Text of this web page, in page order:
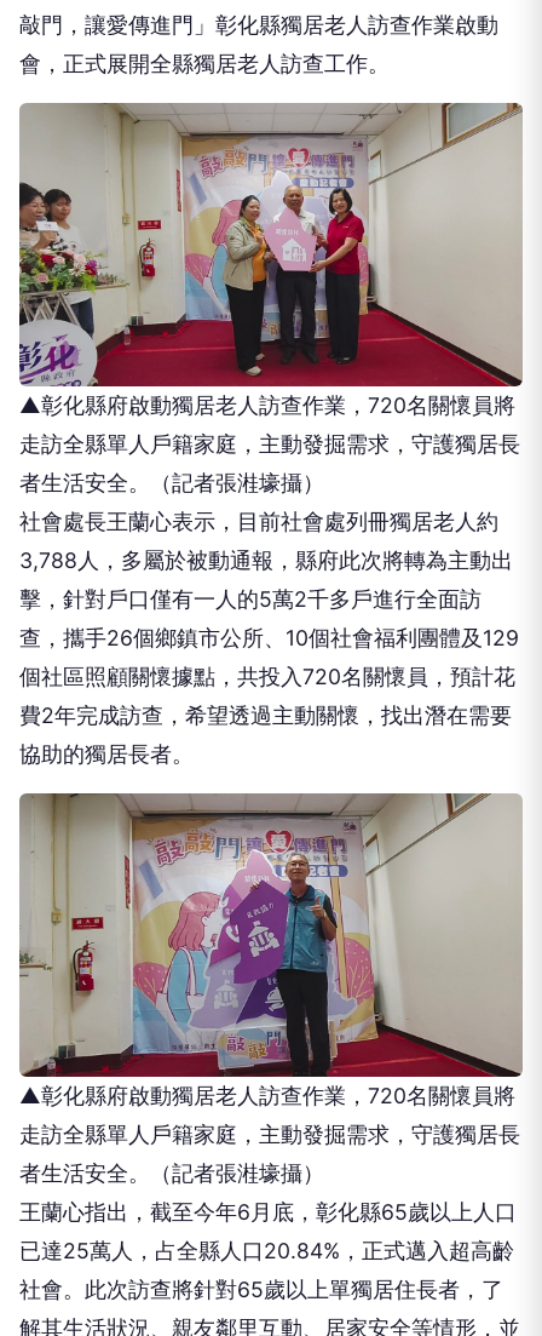
敲門，讓愛傳進門」彰化縣獨居老人訪查作業啟動
會，正式展開全縣獨居老人訪查工作。
▲彰化縣府啟動獨居老人訪查作業，720名關懷員將
走訪全縣單人戶籍家庭，主動發掘需求，守護獨居長
者生活安全。（記者張溎壕攝）
社會處長王蘭心表示，目前社會處列冊獨居老人約
3,788人，多屬於被動通報，縣府此次將轉為主動出
擊，針對戶口僅有一人的5萬2千多戶進行全面訪
查，攜手26個鄉鎮市公所、10個社會福利團體及129
個社區照顧關懷據點，共投入720名關懷員，預計花
費2年完成訪查，希望透過主動關懷，找出潛在需要
協助的獨居長者。
▲彰化縣府啟動獨居老人訪查作業，720名關懷員將
走訪全縣單人戶籍家庭，主動發掘需求，守護獨居長
者生活安全。（記者張溎壕攝）
王蘭心指出，截至今年6月底，彰化縣65歲以上人口
已達25萬人，占全縣人口20.84%，正式邁入超高齡
社會。此次訪查將針對65歲以上單獨居住長者，了
解其生活狀況、親友鄰里互動、居家安全等情形，並